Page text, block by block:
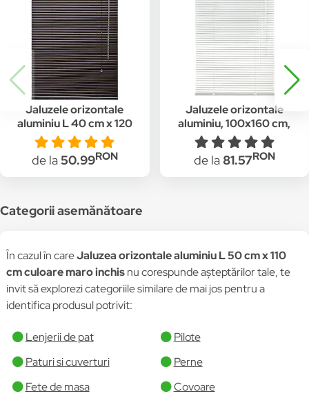
Jaluzele orizontale
aluminiu L 40 cm x 120
cm culoare maro
inchis
de la50.99RON
Jaluzele orizontale
aluminiu, 100x160 cm,
alb, latime lamela 25
mm
de la 81.57RON
Categorii asemănătoare
În cazul în careJaluzea orizontale aluminiu L 50 cm x 110
cm culoare maro inchisnu corespunde așteptărilor tale, te
invit să explorezi categoriile similare de mai jos pentru a
identifica produsul potrivit:
Lenjerii de pat
Pilote
Paturi si cuverturi
Perne
Fete de masa
Covoare